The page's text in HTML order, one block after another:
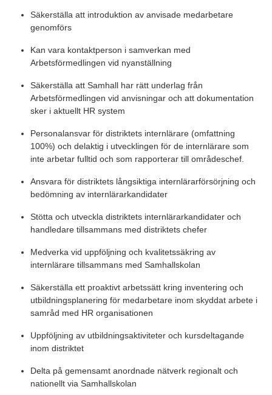
Säkerställa att introduktion av anvisade medarbetare
genomförs
Kan vara kontaktperson i samverkan med
Arbetsförmedlingen vid nyanställning
Säkerställa att Samhall har rätt underlag från
Arbetsförmedlingen vid anvisningar och att dokumentation
sker i aktuellt HR system
Personalansvar för distriktets internlärare (omfattning
100%) och delaktig i utvecklingen för de internlärare som
inte arbetar fulltid och som rapporterar till områdeschef.
Ansvara för distriktets långsiktiga internlärarförsörjning och
bedömning av internlärarkandidater
Stötta och utveckla distriktets internlärarkandidater och
handledare tillsammans med distriktets chefer
Medverka vid uppföljning och kvalitetssäkring av
internlärare tillsammans med Samhallskolan
Säkerställa ett proaktivt arbetssätt kring inventering och
utbildningsplanering för medarbetare inom skyddat arbete i
samråd med HR organisationen
Uppföljning av utbildningsaktiviteter och kursdeltagande
inom distriktet
Delta på gemensamt anordnade nätverk regionalt och
nationellt via Samhallskolan